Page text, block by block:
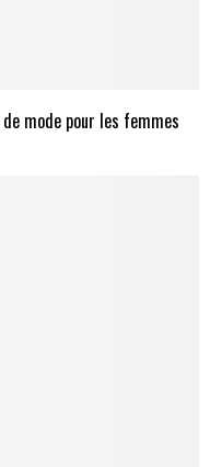
mode pour les femmes